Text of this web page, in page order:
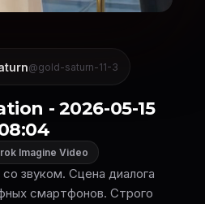
@gold-saturn-11-3
- 2026-05-15
Imagine Video
звуком. Сцена диалога
смартфонов. Строго